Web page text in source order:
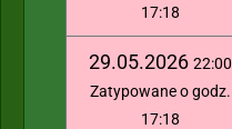
17:18
29.05.2026 22:00
Zatypowane o godz.
17:18